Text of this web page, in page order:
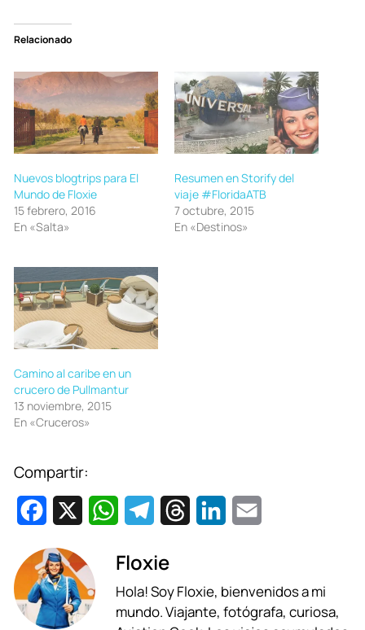
Relacionado
Nuevos blogtrips para El
Mundo de Floxie
15 febrero, 2016
En «Salta»
Resumen en Storify del
viaje #FloridaATB
7 octubre, 2015
En «Destinos»
Camino al caribe en un
crucero de Pullmantur
13 noviembre, 2015
En «Cruceros»
Compartir:
c
e
W
a
t
l
e
e
k
i
Floxie
Hola! Soy Floxie, bienvenidos a mi
mundo. Viajante, fotógrafa, curiosa,